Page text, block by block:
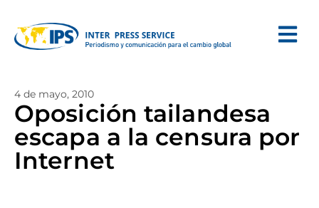
4 de mayo, 2010
Oposición tailandesa
escapa a la censura por
Internet